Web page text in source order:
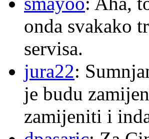
onda svakako
servisa.
jura22:
je budu
zamijeniti i